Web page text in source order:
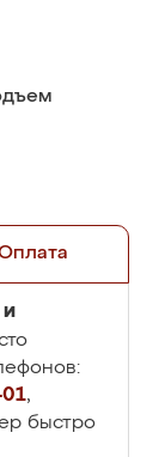
и
01,
быстро